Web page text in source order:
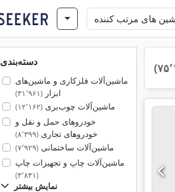
دسته‌بندی
ماشین‌آلات فلزکاری و ماشین‌های
ابزار(۳۱٬۹۶۱)
ماشین‌آلات چوب‌بری(۱۲٬۱۶۲)
خودروهای حمل و نقل و
خودروهای تجاری(۸٬۳۹۹)
ماشین‌آلات ساختمانی(۷٬۹۲۹)
ماشین‌آلات چاپ و تجهیزات چاپ
(۳٬۸۴۱)
نمایش بیشتر